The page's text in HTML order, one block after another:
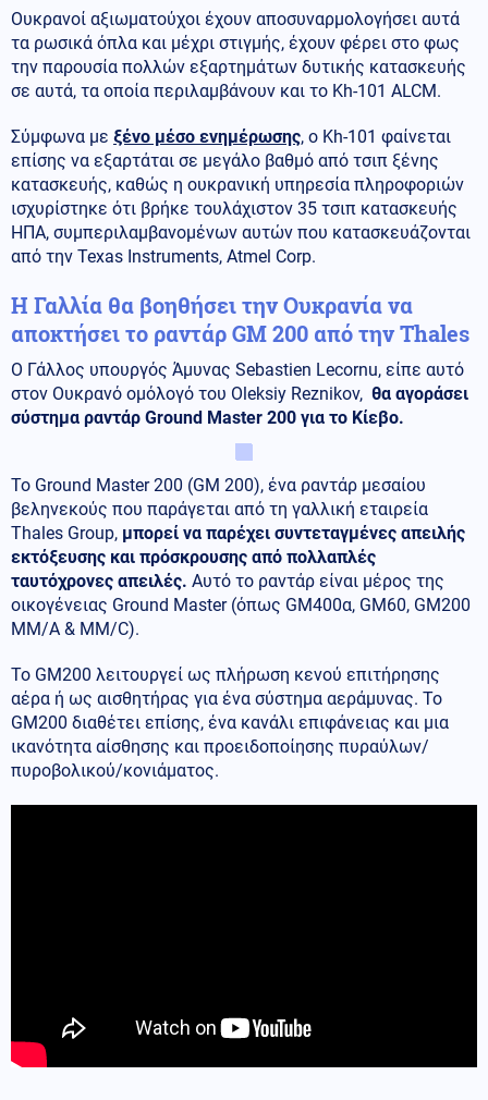
Ουκρανοί αξιωματούχοι έχουν αποσυναρμολογήσει αυτά
τα ρωσικά όπλα και μέχρι στιγμής, έχουν φέρει στο φως
την παρουσία πολλών εξαρτημάτων δυτικής κατασκευής
σε αυτά, τα οποία περιλαμβάνουν και το Kh-101 ALCM.
Σύμφωνα με ξένο μέσο ενημέρωσης, ο Kh-101 φαίνεται
επίσης να εξαρτάται σε μεγάλο βαθμό από τσιπ ξένης
κατασκευής, καθώς η ουκρανική υπηρεσία πληροφοριών
ισχυρίστηκε ότι βρήκε τουλάχιστον 35 τσιπ κατασκευής
ΗΠΑ, συμπεριλαμβανομένων αυτών που κατασκευάζονται
από την Texas Instruments, Atmel Corp.
Η Γαλλία θα βοηθήσει την Ουκρανία να
αποκτήσει το ραντάρ GM 200 από την Thales
Ο Γάλλος υπουργός Άμυνας Sebastien Lecornu, είπε αυτό
στον Ουκρανό ομόλογό του Oleksiy Reznikov, θα αγοράσει
σύστημα ραντάρ Ground Master 200 για το Κίεβο.
Το Ground Master 200 (GM 200), ένα ραντάρ μεσαίου
βεληνεκούς που παράγεται από τη γαλλική εταιρεία
Thales Group, μπορεί να παρέχει συντεταγμένες απειλής
εκτόξευσης και πρόσκρουσης από πολλαπλές
ταυτόχρονες απειλές. Αυτό το ραντάρ είναι μέρος της
οικογένειας Ground Master (όπως GM400α, GM60, GM200
MM/A & MM/C).
Το GM200 λειτουργεί ως πλήρωση κενού επιτήρησης
αέρα ή ως αισθητήρας για ένα σύστημα αεράμυνας. Το
GM200 διαθέτει επίσης, ένα κανάλι επιφάνειας και μια
ικανότητα αίσθησης και προειδοποίησης πυραύλων/
πυροβολικού/κονιάματος.